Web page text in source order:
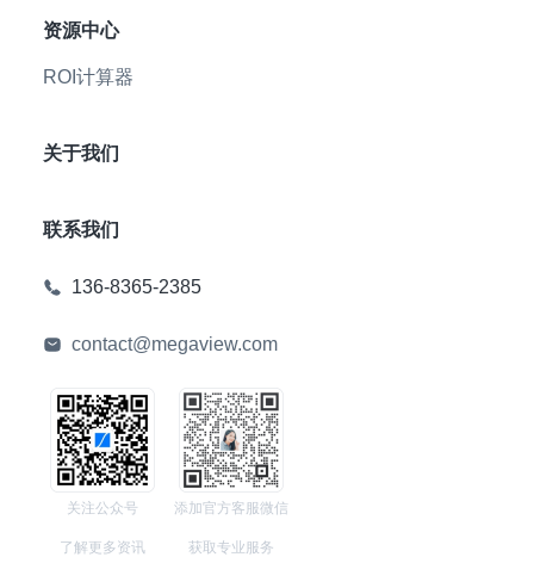
资源中心
ROI计算器
关于我们
联系我们
136-8365-2385
contact@megaview.com
关注公众号
了解更多资讯
添加官方客服微信
获取专业服务